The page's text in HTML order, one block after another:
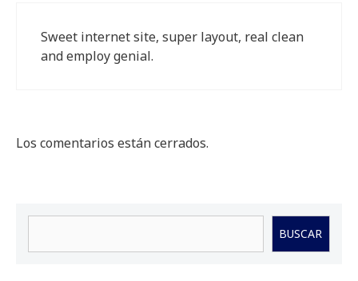
Sweet internet site, super layout, real clean
and employ genial.
Los comentarios están cerrados.
BUSCAR